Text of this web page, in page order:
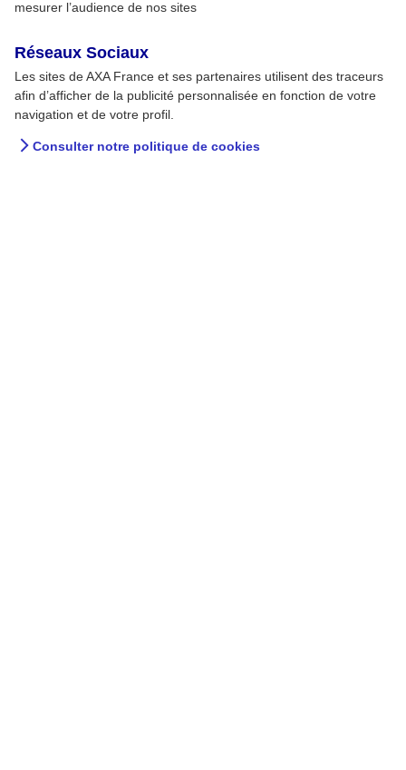
mesurer l’audience de nos sites
Réseaux Sociaux
Les sites de AXA France et ses partenaires utilisent des traceurs
afin d’afficher de la publicité personnalisée en fonction de votre
navigation et de votre profil.
Consulter notre politique de cookies